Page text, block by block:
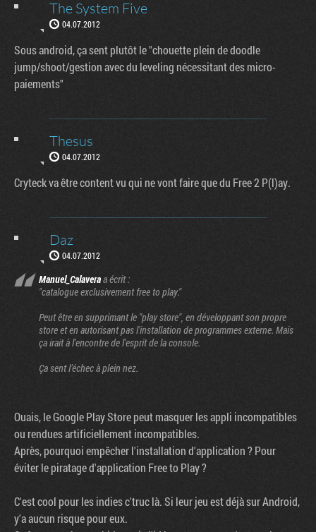
The System Five
04.07.2012
Sous android, ça sent plutôt le "chouette plein de doodle
jump/shoot/gestion avec du leveling nécessitant des micro-
paiements"
Thesus
04.07.2012
Cryteck va être content vu qui ne vont faire que du Free 2 P(l)ay.
Daz
04.07.2012
Manuel_Calaveraa écrit :
"catalogue exclusivement free to play."
Peut être en supprimant le "play store", en développant son propre
store et en autorisant pas l'installation de programmes externe. Mais
ça irait à l'encontre de l'esprit de la console.
Ça sent l’échec à plein nez.
Ouais, le Google Play Store peut masquer les appli incompatibles
ou rendues artificiellement incompatibles.
Après, pourquoi empêcher l'installation d'application ? Pour
éviter le piratage d'application Free to Play ?
C'est cool pour les indies c'truc là. Si leur jeu est déjà sur Android,
y'a aucun risque pour eux.